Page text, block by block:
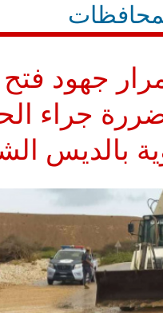
جهود
جراء
بالديس